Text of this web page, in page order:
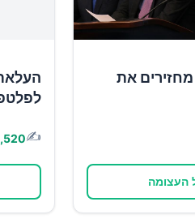
את
העצומה
✍️